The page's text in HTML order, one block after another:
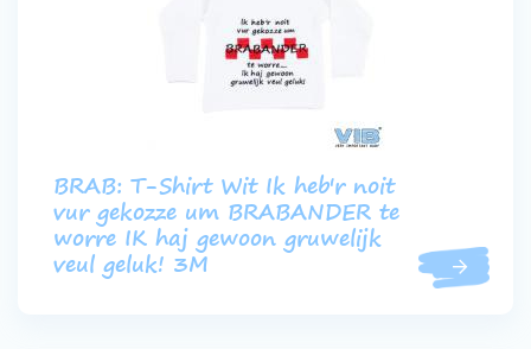
BRAB: T-Shirt Wit Ik heb'r noit
vur gekozze um BRABANDER te
worre IK haj gewoon gruwelijk
veul geluk! 3M